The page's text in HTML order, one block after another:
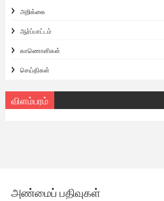
அறிக்கை
ஆர்ப்பாட்டம்
காணொளிகள்
செய்திகள்
விளம்பரம்
அண்மைப் பதிவுகள்